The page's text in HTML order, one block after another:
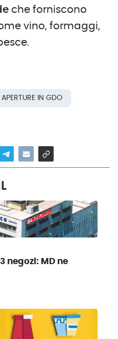
che forniscono
vino, formaggi,
APERTURE IN GDO
negozi: MD ne